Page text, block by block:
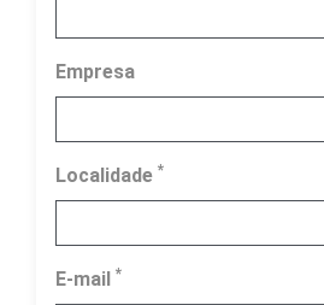
Empresa
Localidade *
E-mail *